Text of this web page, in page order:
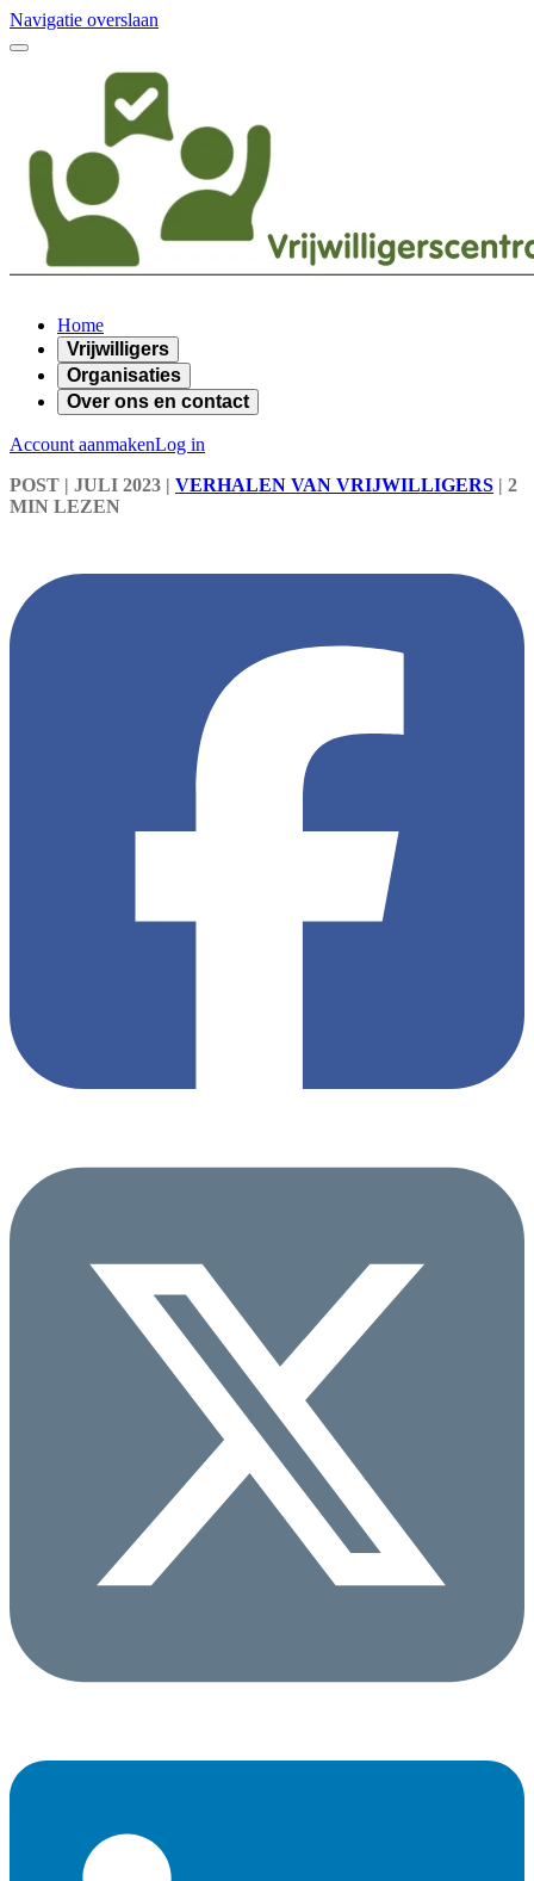
Navigatie overslaan
Home
Vrijwilligers
Organisaties
Over ons en contact
Account aanmakenLog in
POST | JULI 2023 | VERHALEN VAN VRIJWILLIGERS | 2
MIN LEZEN